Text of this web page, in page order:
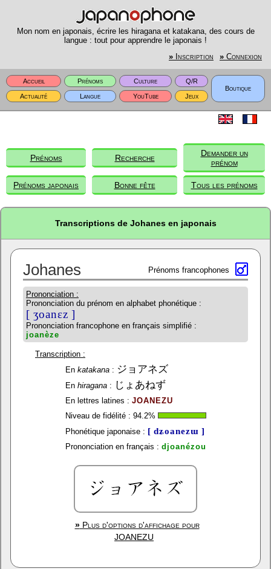
Mon nom en japonais, écrire les hiragana et katakana, des cours de
langue : tout pour apprendre le japonais !
» Inscription » Connexion
Accueil Prénoms Culture
Q/R
Boutique
Actualité
Langue YouTube Jeux
Prénoms Recherche
Demander un
prénom
Prénoms japonais Bonne fête Tous les prénoms
Transcriptions de Johanes en japonais
Johanes Prénoms francophones
Prononciation :
Prononciation du prénom en alphabet phonétique :
[ ʒoanɛz ]
Prononciation francophone en français simplifié :
joanèze
Transcription :
En katakana: ジョアネズ
En hiragana: じょあねず
En lettres latines : JOANEZU
Niveau de fidélité : 94.2%
Phonétique japonaise : [ dʑoanezɯ ]
Prononciation en français : djoanézou
»Plus d'options d'affichage pour
JOANEZU